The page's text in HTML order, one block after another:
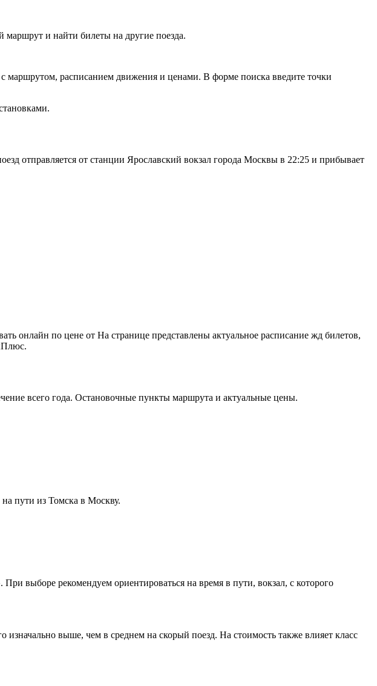
и найти билеты на другие поезда.
маршрутом, расписанием движения и ценами. В форме поиска введите точки
отправляется от станции Ярославский вокзал города Москвы в 22:25 и прибывает
онлайн по цене от На странице представлены актуальное расписание жд билетов,
всего года. Остановочные пункты маршрута и актуальные цены.
пути из Томска в Москву.
выборе рекомендуем ориентироваться на время в пути, вокзал, с которого
выше, чем в среднем на скорый поезд. На стоимость также влияет класс